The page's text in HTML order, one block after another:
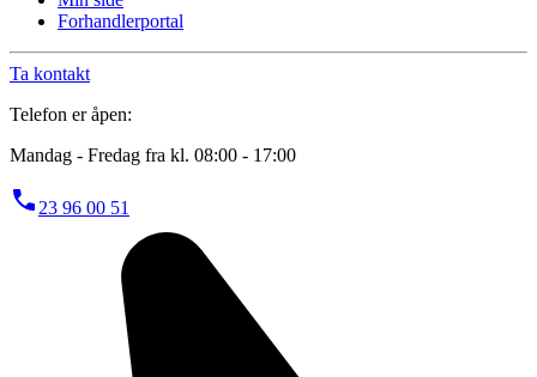
Forhandlerportal
Ta kontakt
Telefon er åpen:
Mandag - Fredag fra kl. 08:00 - 17:00
23 96 00 51